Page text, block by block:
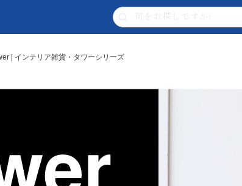
| インテリア雑貨・タワーシリーズ